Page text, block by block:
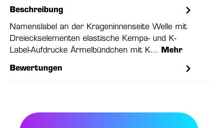
Beschreibung
Namenslabel an der Krageninnenseite Welle mit
Dreieckselementen elastische Kempa- und K-
Label-Aufdrucke Ärmelbündchen mit K…
Mehr
Bewertungen